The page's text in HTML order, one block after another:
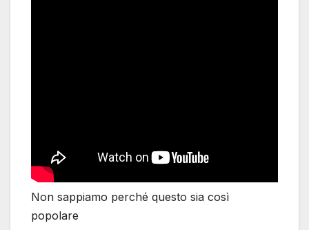
Non sappiamo perché questo sia così
popolare